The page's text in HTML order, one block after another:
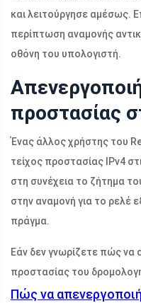
και λειτούργησε αμέσως.
περίπτωση αναμονής
οθόνη του υπολογιστή.
προστασίας
Ένας άλλος χρήστης του
τείχος προστασίας IPv4
στη συνέχεια το ζήτημα
στην αναμονή για το ρελέ
πράγμα.
Εάν δεν γνωρίζετε πώς να
προστασίας του
Πώς να